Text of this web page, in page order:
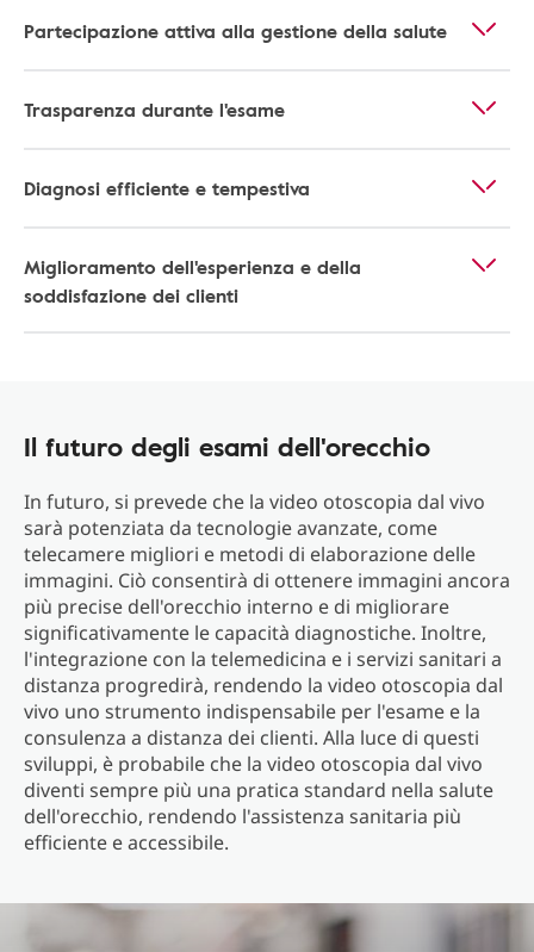
Partecipazione attiva alla gestione della salute
Trasparenza durante l'esame
Diagnosi efficiente e tempestiva
Miglioramento dell'esperienza e della
soddisfazione dei clienti
Il futuro degli esami dell'orecchio
In futuro, si prevede che la video otoscopia dal vivo
sarà potenziata da tecnologie avanzate, come
telecamere migliori e metodi di elaborazione delle
immagini. Ciò consentirà di ottenere immagini ancora
più precise dell'orecchio interno e di migliorare
significativamente le capacità diagnostiche. Inoltre,
l'integrazione con la telemedicina e i servizi sanitari a
distanza progredirà, rendendo la video otoscopia dal
vivo uno strumento indispensabile per l'esame e la
consulenza a distanza dei clienti. Alla luce di questi
sviluppi, è probabile che la video otoscopia dal vivo
diventi sempre più una pratica standard nella salute
dell'orecchio, rendendo l'assistenza sanitaria più
efficiente e accessibile.